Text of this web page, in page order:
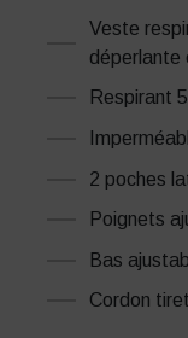
Veste
déperlante
Respirant
2 poches
Poignets
Bas
Cordon